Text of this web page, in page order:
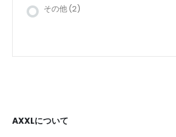
その他 (2)
AXXLについて